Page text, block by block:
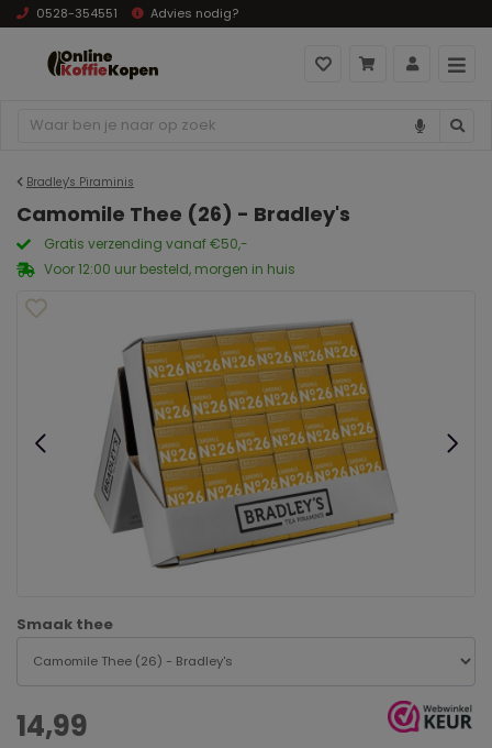
0528-354551 Advies nodig?
Bradley's Piraminis
Camomile Thee (26) - Bradley's
Smaak thee
14,99
Gratis verzending vanaf €50,-
Voor 12:00 uur besteld, morgen in huis